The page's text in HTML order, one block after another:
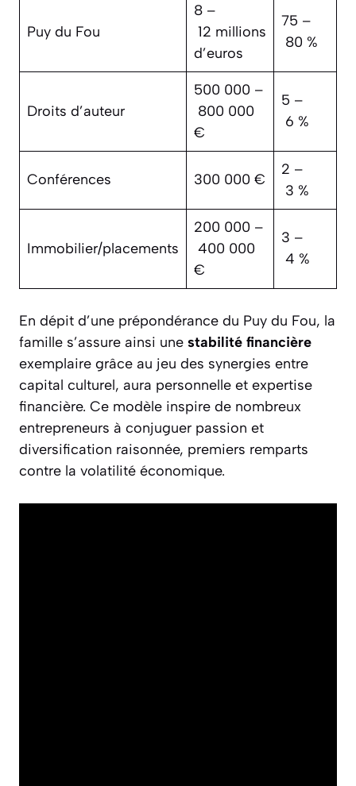
Puy du Fou
8 –
12 millions
d’euros
75 –
80 %
Droits d’auteur
500 000 –
800 000
€
5 –
6 %
Conférences 300 000 €
2 –
3 %
Immobilier/placements
200 000 –
400 000
€
3 –
4 %
En dépit d’une prépondérance du Puy du Fou, la
famille s’assure ainsi une stabilité financière
exemplaire grâce au jeu des synergies entre
capital culturel, aura personnelle et expertise
financière. Ce modèle inspire de nombreux
entrepreneurs à conjuguer passion et
diversification raisonnée, premiers remparts
contre la volatilité économique.